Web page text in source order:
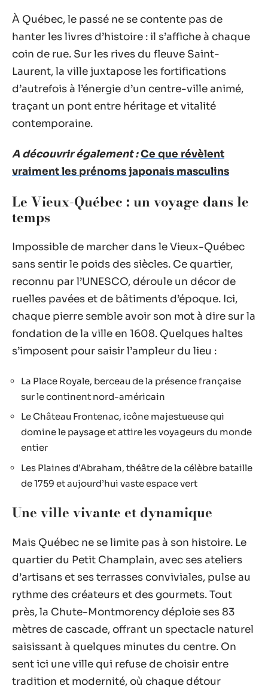
À Québec, le passé ne se contente pas de
hanter les livres d’histoire : il s’affiche à chaque
coin de rue. Sur les rives du fleuve Saint-
Laurent, la ville juxtapose les fortifications
d’autrefois à l’énergie d’un centre-ville animé,
traçant un pont entre héritage et vitalité
contemporaine.
A découvrir également :Ce que révèlent
vraiment les prénoms japonais masculins
Le Vieux-Québec : un voyage dans le
temps
Impossible de marcher dans le Vieux-Québec
sans sentir le poids des siècles. Ce quartier,
reconnu par l’UNESCO, déroule un décor de
ruelles pavées et de bâtiments d’époque. Ici,
chaque pierre semble avoir son mot à dire sur la
fondation de la ville en 1608. Quelques haltes
s’imposent pour saisir l’ampleur du lieu :
La Place Royale, berceau de la présence française
sur le continent nord-américain
Le Château Frontenac, icône majestueuse qui
domine le paysage et attire les voyageurs du monde
entier
Les Plaines d’Abraham, théâtre de la célèbre bataille
de 1759 et aujourd’hui vaste espace vert
Une ville vivante et dynamique
Mais Québec ne se limite pas à son histoire. Le
quartier du Petit Champlain, avec ses ateliers
d’artisans et ses terrasses conviviales, pulse au
rythme des créateurs et des gourmets. Tout
près, la Chute-Montmorency déploie ses 83
mètres de cascade, offrant un spectacle naturel
saisissant à quelques minutes du centre. On
sent ici une ville qui refuse de choisir entre
tradition et modernité, où chaque détour